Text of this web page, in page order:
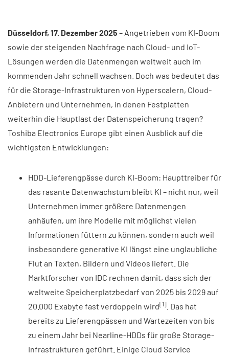
Düsseldorf, 17. Dezember 2025 – Angetrieben vom KI-Boom
sowie der steigenden Nachfrage nach Cloud- und IoT-
Lösungen werden die Datenmengen weltweit auch im
kommenden Jahr schnell wachsen. Doch was bedeutet das
für die Storage-Infrastrukturen von Hyperscalern, Cloud-
Anbietern und Unternehmen, in denen Festplatten
weiterhin die Hauptlast der Datenspeicherung tragen?
Toshiba Electronics Europe gibt einen Ausblick auf die
wichtigsten Entwicklungen:
HDD-Lieferengpässe durch KI-Boom: Haupttreiber für
das rasante Datenwachstum bleibt KI – nicht nur, weil
Unternehmen immer größere Datenmengen
anhäufen, um ihre Modelle mit möglichst vielen
Informationen füttern zu können, sondern auch weil
insbesondere generative KI längst eine unglaubliche
Flut an Texten, Bildern und Videos liefert. Die
Marktforscher von IDC rechnen damit, dass sich der
weltweite Speicherplatzbedarf von 2025 bis 2029 auf
20.000 Exabyte fast verdoppeln wird[1] . Das hat
bereits zu Lieferengpässen und Wartezeiten von bis
zu einem Jahr bei Nearline-HDDs für große Storage-
Infrastrukturen geführt. Einige Cloud Service